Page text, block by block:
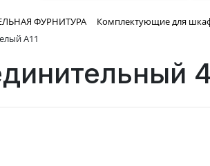
ФУРНИТУРА Комплектующие для
А11